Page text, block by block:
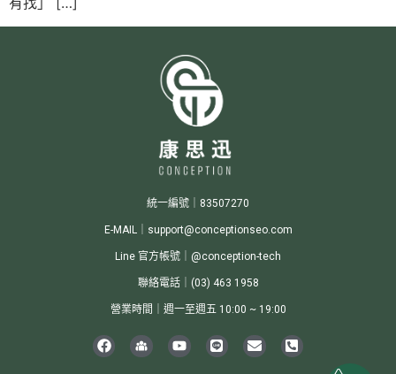
統一編號｜83507270
E-MAIL｜support@conceptionseo.com
Line 官方帳號｜@conception-tech
聯絡電話｜(03) 463 1958
營業時間｜週一至週五 10:00 ~ 19:00